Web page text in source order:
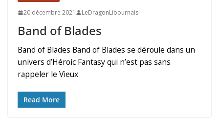
20 décembre 2021 LeDragonLibournais
Band of Blades
Band of Blades Band of Blades se déroule dans un
univers d’Héroic Fantasy qui n’est pas sans
rappeler le Vieux
Read More